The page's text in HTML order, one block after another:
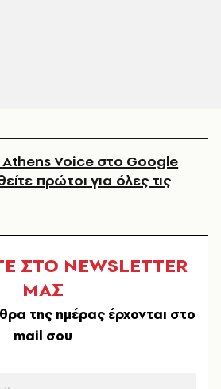
Voice στο Google
πρώτοι για όλες τις
ΣΤΟ NEWSLETTER
ΜΑΣ
της ημέρας έρχονται στο
mail σου